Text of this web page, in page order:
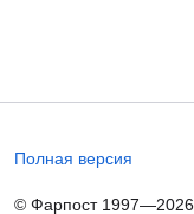
Полная версия
© Фарпост 1997—2026